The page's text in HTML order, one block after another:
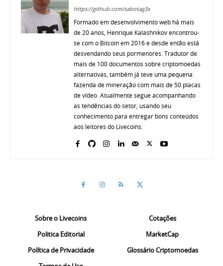
https://github.com/sabotag3x
Formado em desenvolvimento web há mais
de 20 anos, Henrique Kalashnikov encontrou-
se com o Bitcoin em 2016 e desde então está
desvendando seus pormenores. Tradutor de
mais de 100 documentos sobre criptomoedas
alternativas, também já teve uma pequena
fazenda de mineração com mais de 50 placas
de vídeo. Atualmente segue acompanhando
as tendências do setor, usando seu
conhecimento para entregar bons conteúdos
aos leitores do Livecoins.
Sobre o Livecoins
Politica Editorial
Política de Privacidade
Cotações
MarketCap
Glossário Criptomoedas